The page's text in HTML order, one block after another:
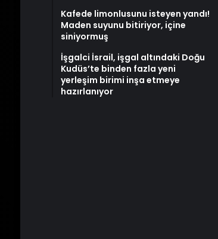
Kafede limonlusunu isteyen yandı!
Maden suyunu bitiriyor, içine
siniyormuş
İşgalci İsrail, işgal altındaki Doğu
Kudüs’te binden fazla yeni
yerleşim birimi inşa etmeye
hazırlanıyor